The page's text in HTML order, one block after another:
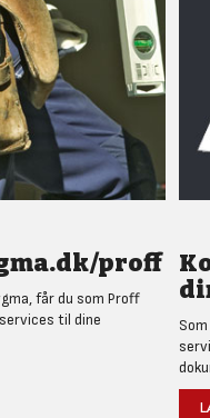
proff
får du som Proff
til dine